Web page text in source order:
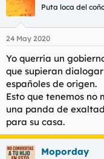
Puta loca del
24 May 2020
Yo querría un
que supieran
españoles de origen.
Esto que tenemos no
una panda de
para su casa.
Moporday